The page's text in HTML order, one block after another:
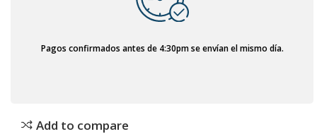
Pagos confirmados antes de 4:30pm se envían el mismo día.
Add to compare